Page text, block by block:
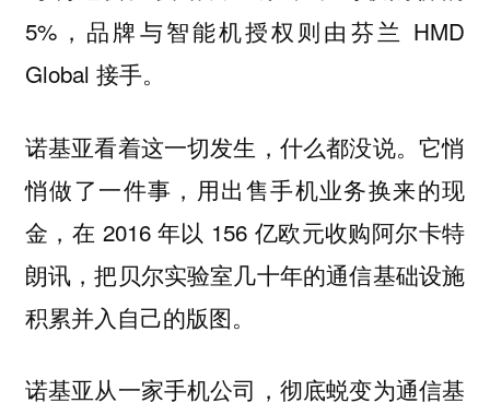
5%，品牌与智能机授权则由芬兰 HMD
Global 接手。
诺基亚看着这一切发生，什么都没说。它悄
悄做了一件事，用出售手机业务换来的现
金，在 2016 年以 156 亿欧元收购阿尔卡特
朗讯，把贝尔实验室几十年的通信基础设施
积累并入自己的版图。
诺基亚从一家手机公司，彻底蜕变为通信基